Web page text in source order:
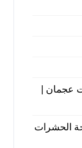
عجمان |
الحشرات